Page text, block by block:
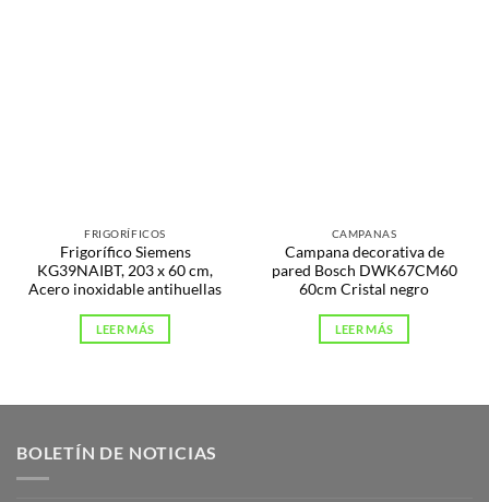
FRIGORÍFICOS
Frigorífico Siemens
KG39NAIBT, 203 x 60 cm,
Acero inoxidable antihuellas
LEER MÁS
CAMPANAS
Campana decorativa de
pared Bosch DWK67CM60
60cm Cristal negro
LEER MÁS
BOLETÍN DE NOTICIAS